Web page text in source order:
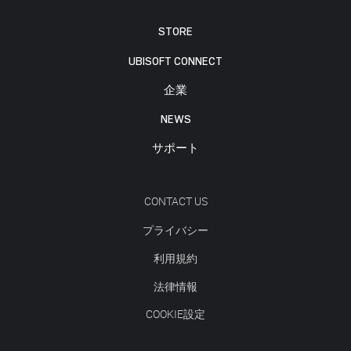
STORE
UBISOFT CONNECT
企業
NEWS
サポート
CONTACT US
プライバシー
利用規約
法律情報
COOKIE設定